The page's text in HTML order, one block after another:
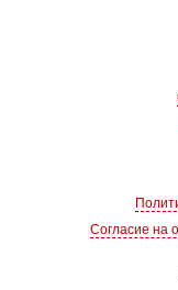
Согласие на